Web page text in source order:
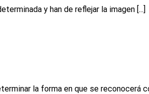
y han de reflejar la imagen [...]
la forma en que se reconocerá